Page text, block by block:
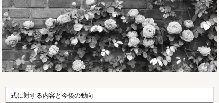
式に対する内容と今後の動向